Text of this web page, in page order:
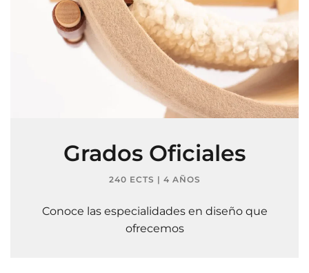
Grados Oficiales
240 ECTS | 4 AÑOS
Conoce las especialidades en diseño que
ofrecemos